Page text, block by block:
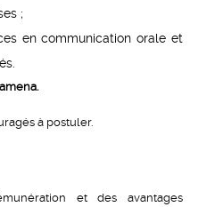
;
en communication orale et
à postuler.
et des avantages